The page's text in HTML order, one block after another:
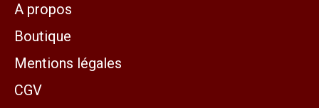
A propos
Boutique
Mentions légales
CGV